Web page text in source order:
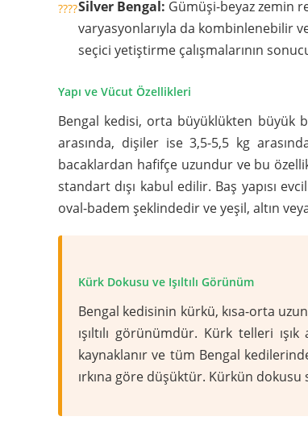
Silver Bengal: Gümüşi-beyaz zemin
varyasyonlarıyla da kombinlenebilir
seçici yetiştirme çalışmalarının
Yapı ve Vücut Özellikleri
Bengal kedisi, orta büyüklükten büyük
arasında, dişiler ise 3,5-5,5 kg
bacaklardan hafifçe uzundur ve bu
standart dışı kabul edilir. Baş yapısı
oval-badem şeklindedir ve yeşil, altın
Kürk Dokusu ve Işıltılı Görünüm
Bengal kedisinin kürkü, kısa-orta
ışıltılı görünümdür. Kürk telleri
kaynaklanır ve tüm Bengal
ırkına göre düşüktür. Kürkün dokusu